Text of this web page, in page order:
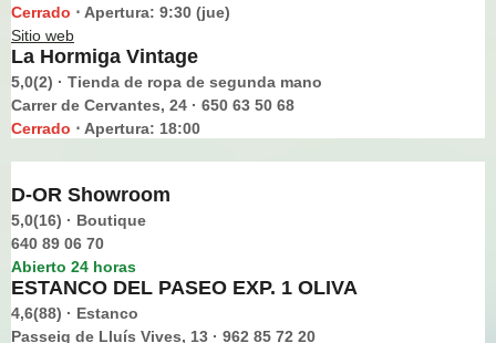
Cerrado ⋅ Apertura: 9:30 (jue)
Sitio web
La Hormiga Vintage
5,0(2) · Tienda de ropa de segunda mano
Carrer de Cervantes, 24 · 650 63 50 68
Cerrado ⋅ Apertura: 18:00
D-OR Showroom
5,0(16) · Boutique
640 89 06 70
Abierto 24 horas
ESTANCO DEL PASEO EXP. 1 OLIVA
4,6(88) · Estanco
Passeig de Lluís Vives, 13 · 962 85 72 20